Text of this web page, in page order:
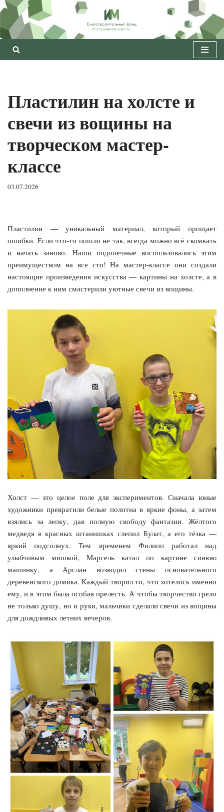
Перейти
к
содержимому
Пластилин на холсте и
свечи из вощины на
творческом мастер-
классе
03.07.2026
Пластилин — уникальный материал, который прощает
ошибки. Если что-то пошло не так, всегда можно всё скомкать
и начать заново. Наши подопечные воспользовались этим
преимуществом на все сто! На мастер-классе они создали
настоящие произведения искусства — картины на холсте, а в
дополнение к ним смастерили уютные свечи из вощины.
Холст — это целое поле для экспериментов. Сначала юные
художники превратили белые полотна в яркие фоны, а затем
взялись за лепку, дав полную свободу фантазии. Жёлтого
медведя в красных штанишках слепил Булат, а его тёзка —
яркий подсолнух. Тем временем Филипп работал над
улыбчивым мишкой, Марсель катал по картине синюю
машинку, а Арслан возводил стены основательного
деревенского домика. Каждый творил то, что хотелось именно
ему, и в этом была особая прелесть. А чтобы творчество грело
не только душу, но и руки, мальчики сделали свечи из вощины
для дождливых летних вечеров.